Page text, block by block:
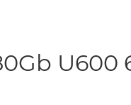
U600